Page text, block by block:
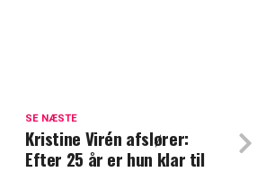
emne: Her er min diagnose
SE NÆSTE
Kristine Virén afslører:
Efter 25 år er hun klar til